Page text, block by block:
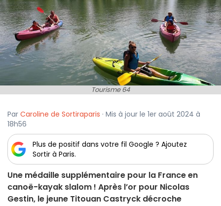
Tourisme 64
Par Caroline de Sortiraparis · Mis à jour le 1er août 2024 à
18h56
Plus de positif dans votre fil Google ? Ajoutez
Sortir à Paris.
Une médaille supplémentaire pour la France en
canoë-kayak slalom ! Après l’or pour Nicolas
Gestin, le jeune Titouan Castryck décroche